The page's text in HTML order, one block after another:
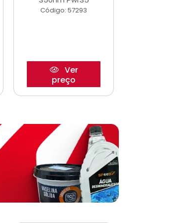
Código: 57293
Ver
preço